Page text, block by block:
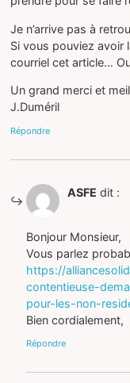
Je n’arrive pas à
Si vous pouviez avoir
courriel cet article…
Un grand merci et
J.Duméril
Répondre
ASFE dit :
Bonjour Monsieur,
Vous parlez
https://
contentieuse-
pour-les-non-
Bien cordialement,
Répondre